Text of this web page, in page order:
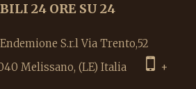
24 ORE SU 24
S.r.l Via Trento,52
Melissano, (LE) Italia
+